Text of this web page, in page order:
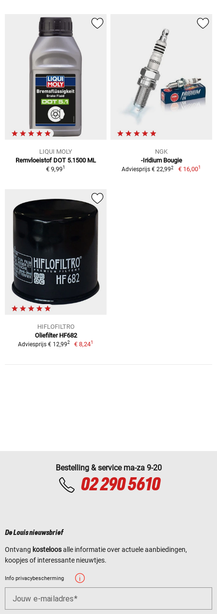
LIQUI MOLY
Remvloeistof DOT 5.1500 ML
€ 9,991
NGK
-Iridium Bougie
Adviesprijs € 22,992 € 16,001
HIFLOFILTRO
Oliefilter HF682
Adviesprijs € 12,992 € 8,241
Bestelling & service ma-za 9-20
02 290 5610
De Louis nieuwsbrief
Ontvang kosteloosalle informatie over actuele aanbiedingen,
koopjes of interessante nieuwtjes.
Info privacybescherming
Jouw e-mailadres